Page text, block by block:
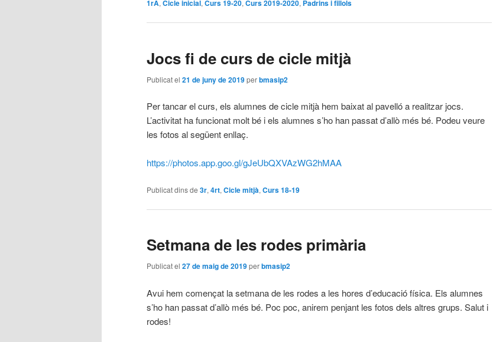
1rA, Cicle inicial, Curs 19-20, Curs 2019-2020, Padrins i fillols
Jocs fi de curs de cicle mitjà
Publicat el 21 de juny de 2019perbmasip2
Per tancar el curs, els alumnes de cicle mitjà hem baixat al pavelló a realitzar jocs.
L’activitat ha funcionat molt bé i els alumnes s’ho han passat d’allò més bé. Podeu veure
les fotos al següent enllaç.
https://photos.app.goo.gl/gJeUbQXVAzWG2hMAA
Publicat dins de 3r, 4rt, Cicle mitjà, Curs 18-19
Setmana de les rodes primària
Publicat el 27 de maig de 2019perbmasip2
Avui hem començat la setmana de les rodes a les hores d’educació física. Els alumnes
s’ho han passat d’allò més bé. Poc poc, anirem penjant les fotos dels altres grups. Salut i
rodes!